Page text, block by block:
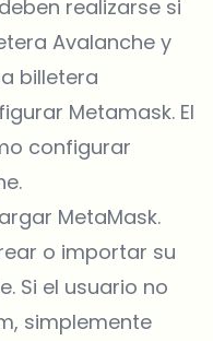
realizarse si
Avalanche y
billetera
Metamask. El
configurar
MetaMask.
o importar su
Si el usuario no
simplemente